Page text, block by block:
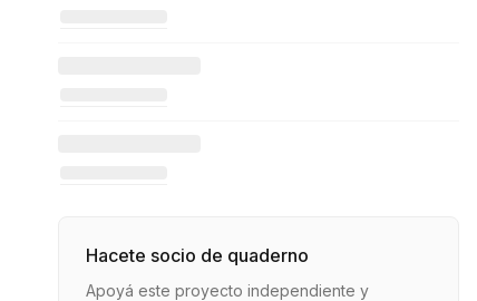
Hacete socio de quaderno
Apoyá este proyecto independiente y